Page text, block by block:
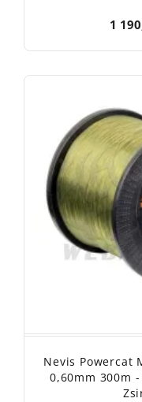
1
Nevis Powercat
0,60mm 300m